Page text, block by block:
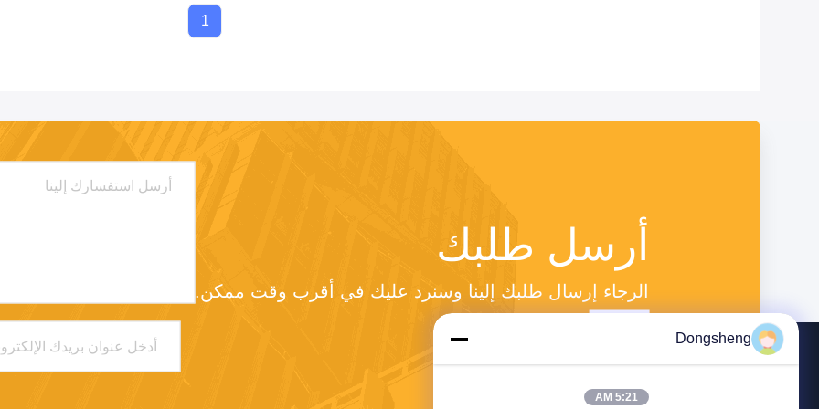
1
أرسل طلبك
الرجاء إرسال طلبك إلينا وسنرد عليك في أقرب وقت ممكن.
Dongsheng
5:21 AM